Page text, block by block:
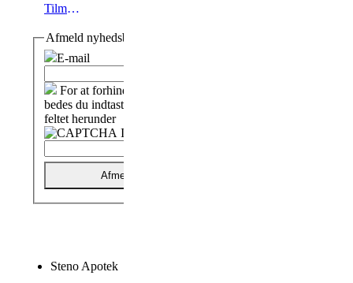
Tilmeld
Afmeld nyhedsbrev
E-mail
For at forhindre spam
bedes du indtaste tegnene i
feltet herunder
Afmeld
Steno Apotek